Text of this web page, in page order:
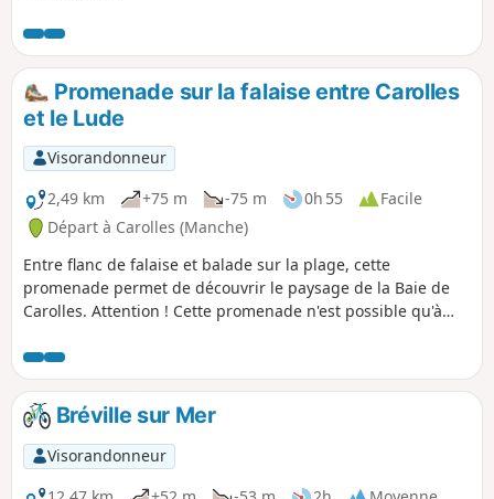
Promenade sur la falaise entre Carolles
et le Lude
Visorandonneur
2,49 km
+75 m -75 m 0h 55
Facile
Départ à Carolles (Manche)
Entre flanc de falaise et balade sur la plage, cette
promenade permet de découvrir le paysage de la Baie de
Carolles. Attention ! Cette promenade n'est possible qu'à
horaires des marées avant d'emprunter cet itinéraire.
Bréville sur Mer
Visorandonneur